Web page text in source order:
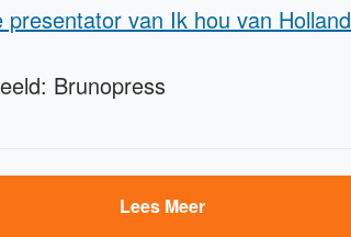
presentator van Ik hou van Holland
Brunopress
Lees Meer